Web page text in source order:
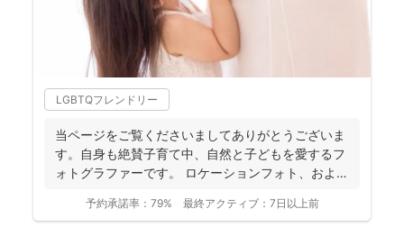
LGBTQフレンドリー
当ページをご覧くださいましてありがとうございま
す。自身も絶賛子育て中、自然と子どもを愛するフ
ォトグラファーです。 ロケーションフォト、および
予約承諾率： 79% 最終アクティブ： 7日以上前